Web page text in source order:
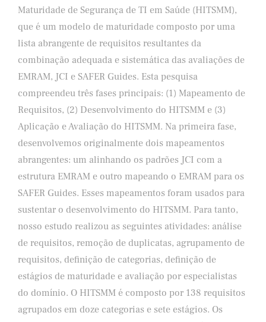
Maturidade de Segurança de TI em Saúde (HITSMM),
que é um modelo de maturidade composto por uma
lista abrangente de requisitos resultantes da
combinação adequada e sistemática das avaliações de
EMRAM, JCI e SAFER Guides. Esta pesquisa
compreendeu três fases principais: (1) Mapeamento de
Requisitos, (2) Desenvolvimento do HITSMM e (3)
Aplicação e Avaliação do HITSMM. Na primeira fase,
desenvolvemos originalmente dois mapeamentos
abrangentes: um alinhando os padrões JCI com a
estrutura EMRAM e outro mapeando o EMRAM para os
SAFER Guides. Esses mapeamentos foram usados para
sustentar o desenvolvimento do HITSMM. Para tanto,
nosso estudo realizou as seguintes atividades: análise
de requisitos, remoção de duplicatas, agrupamento de
requisitos, definição de categorias, definição de
estágios de maturidade e avaliação por especialistas
do domínio. O HITSMM é composto por 138 requisitos
agrupados em doze categorias e sete estágios. Os